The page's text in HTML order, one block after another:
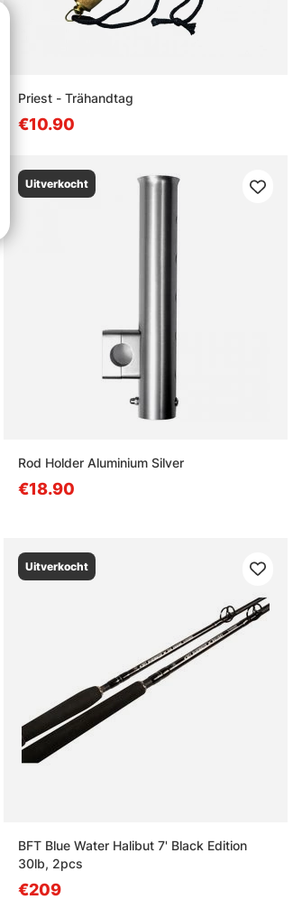
Priest - Trähandtag
€10.90
Uitverkocht
Rod Holder Aluminium Silver
€18.90
Uitverkocht
BFT Blue Water Halibut 7' Black Edition
30lb, 2pcs
€209